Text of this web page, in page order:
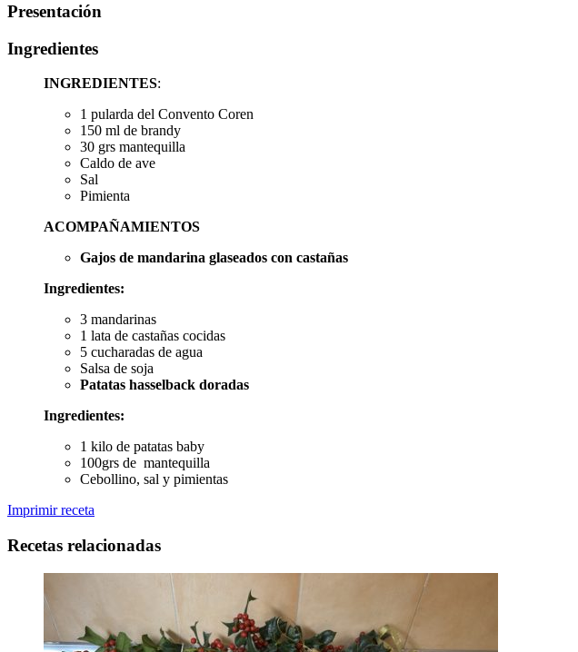
Presentación
Ingredientes
INGREDIENTES:
1 pularda del Convento Coren
150 ml de brandy
30 grs mantequilla
Caldo de ave
Sal
Pimienta
ACOMPAÑAMIENTOS
Gajos de mandarina glaseados con castañas
Ingredientes:
3 mandarinas
1 lata de castañas cocidas
5 cucharadas de agua
Salsa de soja
Patatas hasselback doradas
Ingredientes:
1 kilo de patatas baby
100grs de mantequilla
Cebollino, sal y pimientas
Imprimir receta
Recetas relacionadas